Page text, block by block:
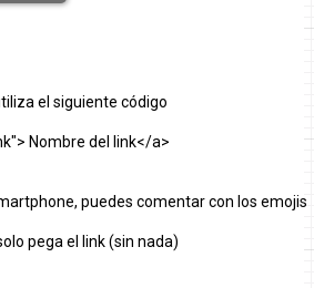
el siguiente código
Nombre del link</a>
puedes comentar con los emojis
pega el link (sin nada)